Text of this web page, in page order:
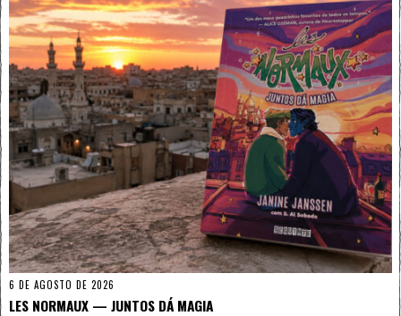
6 DE AGOSTO DE 2026
LES NORMAUX — JUNTOS DÁ MAGIA